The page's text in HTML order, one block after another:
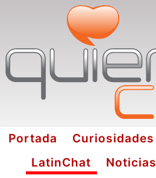
Portada Curiosidades
LatinChat
Noticias